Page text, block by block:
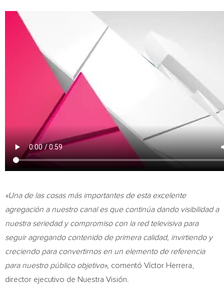
«Una delas cosas más importantes de esta excelente
agregación a nuestro canal es que continúa dando visibilidad a
nuestra seriedad y compromiso con la red televisiva para
seguir agregando contenido de primera calidad, invirtiendo y
creciendo para convertirnos en un elemento de referencia
para nuestro público objetivo», comentó Víctor Herrera,
director ejecutivo de Nuestra Visión.